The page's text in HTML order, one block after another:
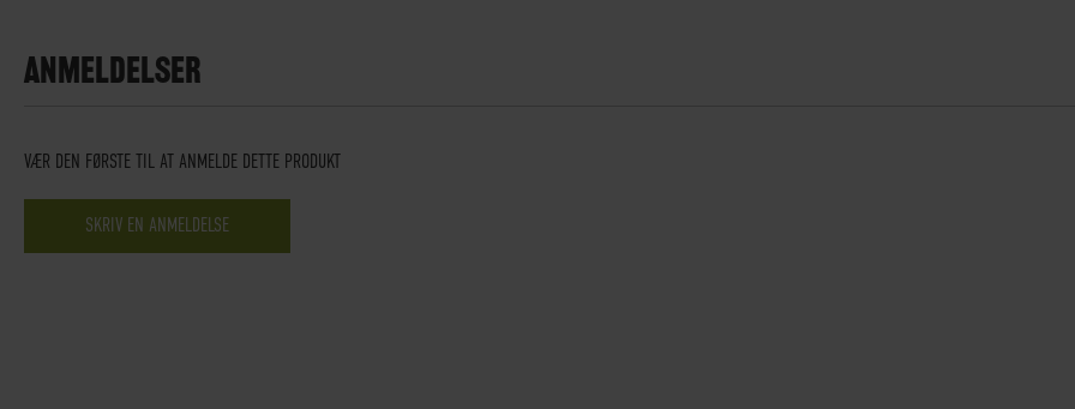
ANMELDELSER
VÆR DEN FØRSTE TIL AT ANMELDE DETTE PRODUKT
SKRIV EN ANMELDELSE